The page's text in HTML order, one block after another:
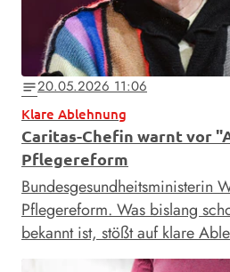
notes20.05.2026 11:06
Klare Ablehnung
Caritas-Chefin warnt vor
Pflegereform
Bundesgesundheitsministerin
Pflegereform. Was bislang
bekannt ist, stößt auf klare